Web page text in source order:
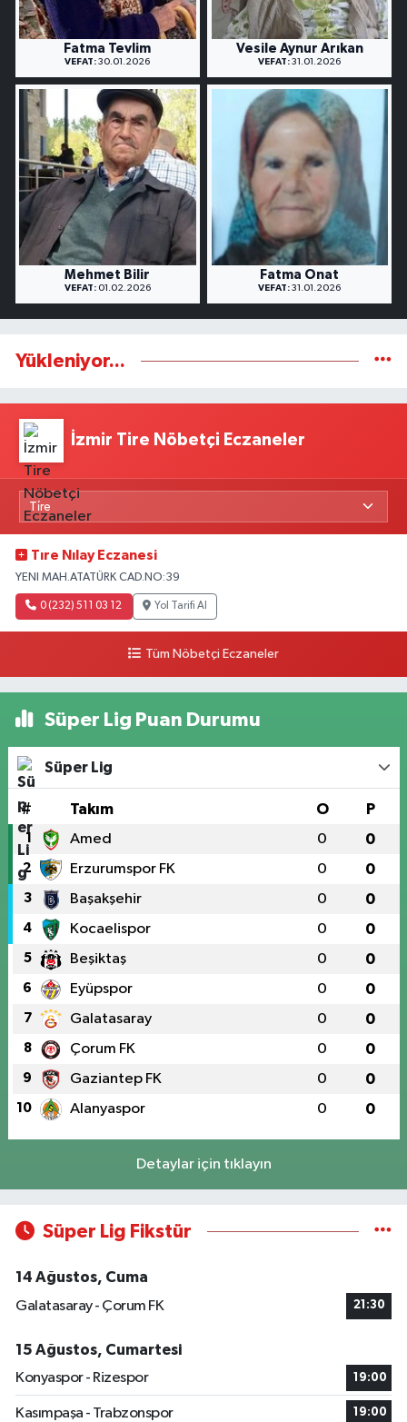
Fatma Tevlim
VEFAT: 30.01.2026
Vesile Aynur Arıkan
VEFAT: 31.01.2026
Mehmet Bilir
VEFAT:01.02.2026
Fatma Onat
VEFAT: 31.01.2026
Yükleniyor...
İzmir Tire Nöbetçi Eczaneler
Tıre Nılay Eczanesi
YENI MAH.ATATÜRK CAD.NO:39
0 (232) 511 03 12 Yol Tarifi Al
Tüm Nöbetçi Eczaneler
Süper Lig Puan Durumu
Süper Lig
# Takım O P
1 Amed 0 0
2 Erzurumspor FK 0 0
3 Başakşehir 0 0
4 Kocaelispor 0 0
5 Beşiktaş 0 0
6 Eyüpspor 0 0
7 Galatasaray 0 0
8 Çorum FK 0 0
9 Gaziantep FK 0 0
10 Alanyaspor 0 0
Detaylar için tıklayın
Süper Lig Fikstür
14 Ağustos, Cuma
Galatasaray - Çorum FK
21:30
15 Ağustos, Cumartesi
Konyaspor - Rizespor
19:00
Kasımpaşa - Trabzonspor 19:00